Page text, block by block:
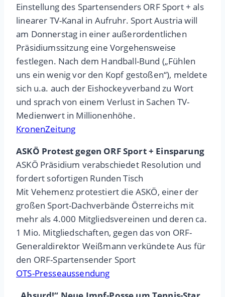
Einstellung des Spartensenders ORF Sport + als
linearer TV-Kanal in Aufruhr. Sport Austria will
am Donnerstag in einer außerordentlichen
Präsidiumssitzung eine Vorgehensweise
festlegen. Nach dem Handball-Bund („Fühlen
uns ein wenig vor den Kopf gestoßen“), meldete
sich u.a. auch der Eishockeyverband zu Wort
und sprach von einem Verlust in Sachen TV-
Medienwert in Millionenhöhe.
KronenZeitung
ASKÖ Protest gegen ORF Sport + Einsparung
ASKÖ Präsidium verabschiedet Resolution und
fordert sofortigen Runden Tisch
Mit Vehemenz protestiert die ASKÖ, einer der
großen Sport-Dachverbände Österreichs mit
mehr als 4.000 Mitgliedsvereinen und deren ca.
1 Mio. Mitgliedschaften, gegen das von ORF-
Generaldirektor Weißmann verkündete Aus für
den ORF-Spartensender Sport
OTS-Presseaussendung